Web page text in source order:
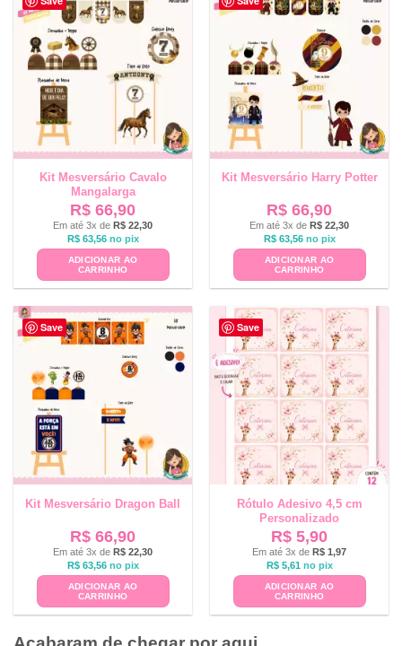
Kit Mesversário Cavalo
Mangalarga
R$ 66,90
Em até 3x de R$ 22,30
R$63,56 no pix
ADICIONAR AO
CARRINHO
Kit Mesversário Harry Potter
R$ 66,90
Em até 3x de R$ 22,30
R$63,56 no pix
ADICIONAR AO
CARRINHO
Save
Kit Mesversário Dragon Ball
R$ 66,90
Em até 3x de R$ 22,30
R$63,56 no pix
ADICIONAR AO
CARRINHO
Save
Rótulo Adesivo 4,5 cm
Personalizado
R$ 5,90
Em até 3x de R$ 1,97
R$5,61 no pix
ADICIONAR AO
CARRINHO